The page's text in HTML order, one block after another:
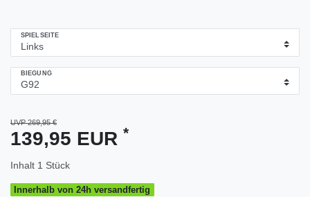
SPIELSEITE
BIEGUNG
UVP 269,95 €
139,95 EUR *
Inhalt 1 Stück
Innerhalb von 24h versandfertig